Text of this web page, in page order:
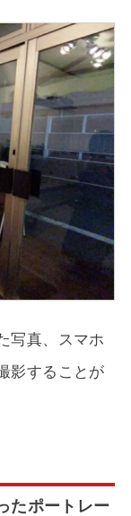
写真、スマホ
影することが
たポートレー